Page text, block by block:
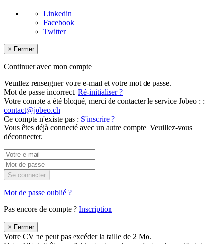
Linkedin
Facebook
Twitter
× Fermer
Continuer avec mon compte
Veuillez renseigner votre e-mail et votre mot de passe.
Mot de passe incorrect. Ré-initialiser ?
Votre compte a été bloqué, merci de contacter le service Jobeo : :
contact@jobeo.ch
Ce compte n'existe pas : S'inscrire ?
Vous êtes déjà connecté avec un autre compte. Veuillez-vous
déconnecter.
Se connecter
Mot de passe oublié ?
Pas encore de compte ? Inscription
× Fermer
Votre CV ne peut pas excéder la taille de 2 Mo.